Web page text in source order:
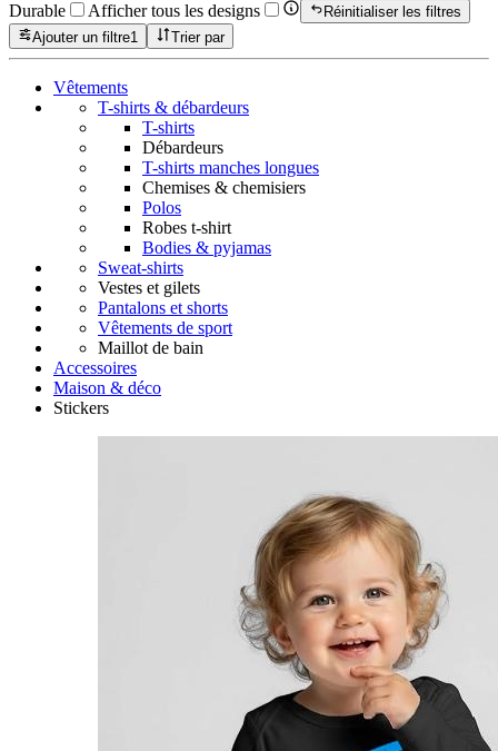
Durable Afficher tous les designs
Réinitialiser les filtres
Ajouter un filtre1 Trier par
Vêtements
T-shirts & débardeurs
T-shirts
Débardeurs
T-shirts manches longues
Chemises & chemisiers
Polos
Robes t-shirt
Bodies & pyjamas
Sweat-shirts
Vestes et gilets
Pantalons et shorts
Vêtements de sport
Maillot de bain
Accessoires
Maison & déco
Stickers